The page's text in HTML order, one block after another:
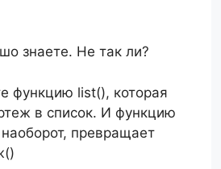
знаете. Не так ли?
функцию list(), которая
в список. И функцию
превращает